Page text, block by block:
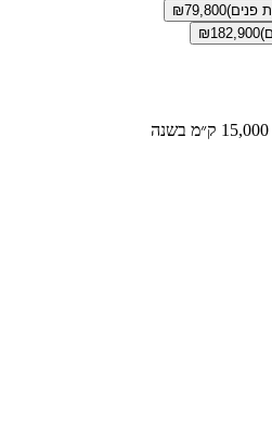
₪79,800
₪182,900